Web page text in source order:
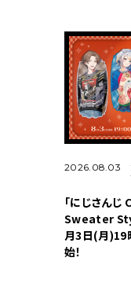
2026.08.03
「にじさん
Sweater
月3日(月)19
始！